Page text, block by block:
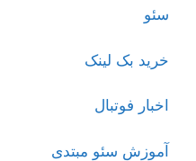
سئو
خرید بک لینک
اخبار فوتبال
آموزش سئو مبتدی